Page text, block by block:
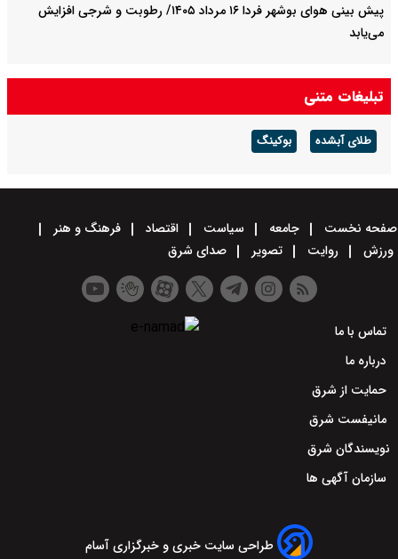
پیش بینی هوای بوشهر فردا ۱۶ مرداد ۱۴۰۵/ رطوبت و شرجی افزایش
می‌یابد
تبلیغات متنی
طلای آبشده بوکینگ
صفحه نخست جامعه سیاست اقتصاد
فرهنگ و هنر
ورزش
روایت تصویر صدای شرق
تماس با ما
درباره ما
حمایت از شرق
مانیفست شرق
نویسندگان شرق
سازمان آگهی ها
طراحی سایت خبری و خبرگزاری آسام